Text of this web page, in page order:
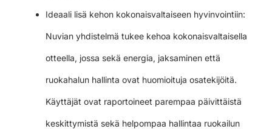
Ideaali lisä kehon kokonaisvaltaiseen hyvinvointiin:
Nuvian yhdistelmä tukee kehoa kokonaisvaltaisella
otteella, jossa sekä energia, jaksaminen että
ruokahalun hallinta ovat huomioituja osatekijöitä.
Käyttäjät ovat raportoineet parempaa päivittäistä
keskittymistä sekä helpompaa hallintaa ruokailun